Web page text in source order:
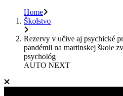
Home
Školstvo
Rezervy v učive aj psychické
pandémii na martinskej škole
psychológ
AUTO NEXT